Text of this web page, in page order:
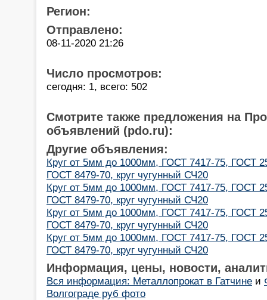
Регион:
Отправлено:
08-11-2020 21:26
Число просмотров:
сегодня: 1, всего: 502
Смотрите также предложения на
объявлений (pdo.ru):
Другие объявления:
Круг от 5мм до 1000мм, ГОСТ 7417-75, ГОСТ
ГОСТ 8479-70, круг чугунный СЧ20
Круг от 5мм до 1000мм, ГОСТ 7417-75, ГОСТ
ГОСТ 8479-70, круг чугунный СЧ20
Круг от 5мм до 1000мм, ГОСТ 7417-75, ГОСТ
ГОСТ 8479-70, круг чугунный СЧ20
Круг от 5мм до 1000мм, ГОСТ 7417-75, ГОСТ
ГОСТ 8479-70, круг чугунный СЧ20
Информация, цены, новости,
Вся информация: Металлопрокат в Гатчине и
Волгограде руб фото